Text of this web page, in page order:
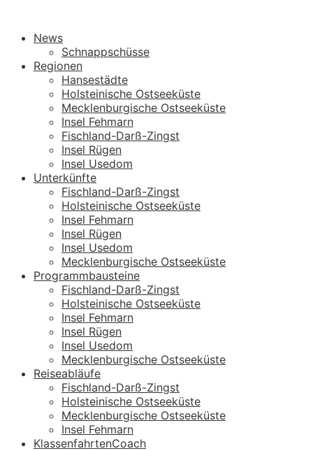
News
Schnappschüsse
Regionen
Hansestädte
Holsteinische Ostseeküste
Mecklenburgische Ostseeküste
Insel Fehmarn
Fischland-Darß-Zingst
Insel Rügen
Insel Usedom
Unterkünfte
Fischland-Darß-Zingst
Holsteinische Ostseeküste
Insel Fehmarn
Insel Rügen
Insel Usedom
Mecklenburgische Ostseeküste
Programmbausteine
Fischland-Darß-Zingst
Holsteinische Ostseeküste
Insel Fehmarn
Insel Rügen
Insel Usedom
Mecklenburgische Ostseeküste
Reiseabläufe
Fischland-Darß-Zingst
Holsteinische Ostseeküste
Mecklenburgische Ostseeküste
Insel Fehmarn
KlassenfahrtenCoach